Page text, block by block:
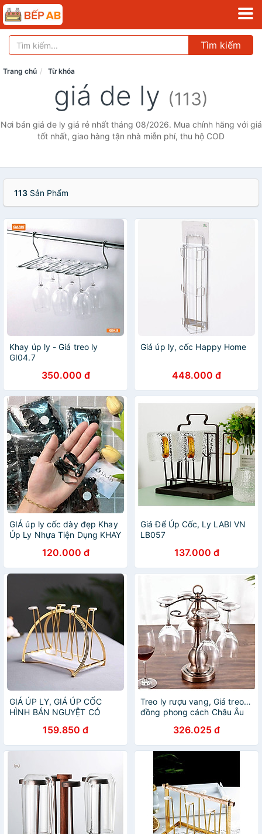
Tìm kiếm
Trang chủ Từ khóa
giá de ly (113)
Nơi bán giá de ly giá rẻ nhất tháng 08/2026. Mua chính hãng với giá
tốt nhất, giao hàng tận nhà miễn phí, thu hộ COD
113 Sản Phẩm
Khay úp ly - Giá treo ly
GI04.7
350.000 đ
Giá úp ly, cốc Happy Home
448.000 đ
GIÁ úp ly cốc dày đẹp Khay
Úp Ly Nhựa Tiện Dụng KHAY
120.000 đ
Giá Để Úp Cốc, Ly LABI VN
LB057
137.000 đ
GIÁ ÚP LY, GIÁ ÚP CỐC
HÌNH BÁN NGUYỆT CÓ
159.850 đ
Treo ly rượu vang, Giá treo ly
đồng phong cách Châu Âu
326.025 đ